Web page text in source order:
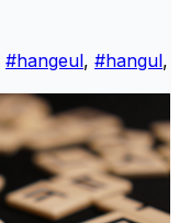
#hangeul, #hangul,